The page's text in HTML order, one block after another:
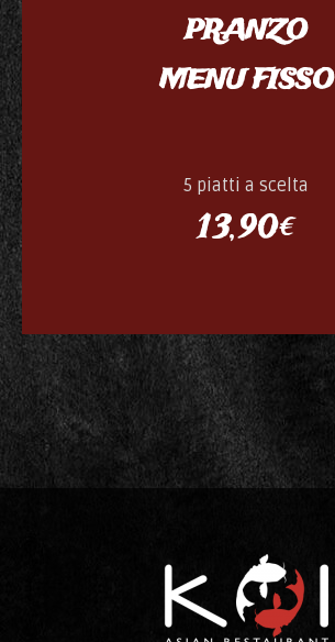
PRANZO
MENU FISSO
5 piatti a scelta
13,90€